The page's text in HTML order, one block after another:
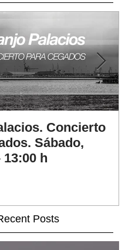
Concierto
Sábado,
13:00 h
Posts